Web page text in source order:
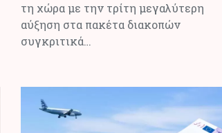
τη χώρα με την τρίτη μεγαλύτερη
αύξηση στα πακέτα διακοπών
συγκριτικά…